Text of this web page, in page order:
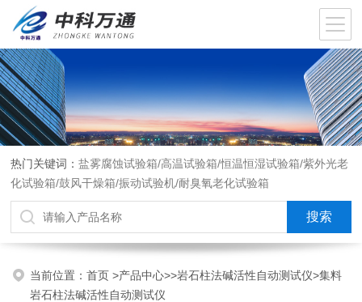
热门关键词：盐雾腐蚀试验箱/高温试验箱/恒温恒湿试验箱/紫外光老
化试验箱/鼓风干燥箱/振动试验机/耐臭氧老化试验箱
当前位置：首页>产品中心>>岩石柱法碱活性自动测试仪>集料
岩石柱法碱活性自动测试仪